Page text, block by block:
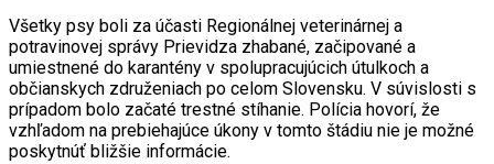
Všetky psy boli za účasti Regionálnej veterinárnej a
potravinovej správy Prievidza zhabané, začipované a
umiestnené do karantény v spolupracujúcich útulkoch a
občianskych združeniach po celom Slovensku. V súvislosti s
prípadom bolo začaté trestné stíhanie. Polícia hovorí, že
vzhľadom na prebiehajúce úkony v tomto štádiu nie je možné
poskytnúť bližšie informácie.